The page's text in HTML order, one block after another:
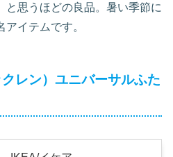
と思うほどの良品。暑い季節に
イテムです。
レン）ユニバーサルふた